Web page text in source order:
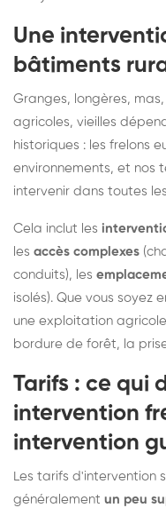
Une
bâtiments
Granges, longères,
agricoles, vieilles
historiques : les frelons
environnements, et nos
intervenir dans toutes
Cela inclut les
les accès complexes
conduits), les
isolés). Que vous soyez
une exploitation
bordure de forêt, la
Tarifs : ce qui
intervention
intervention
Les tarifs d'intervention
généralement un peu